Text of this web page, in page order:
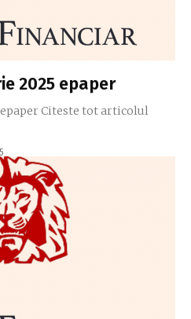
2025 epaper
Citeste tot articolul